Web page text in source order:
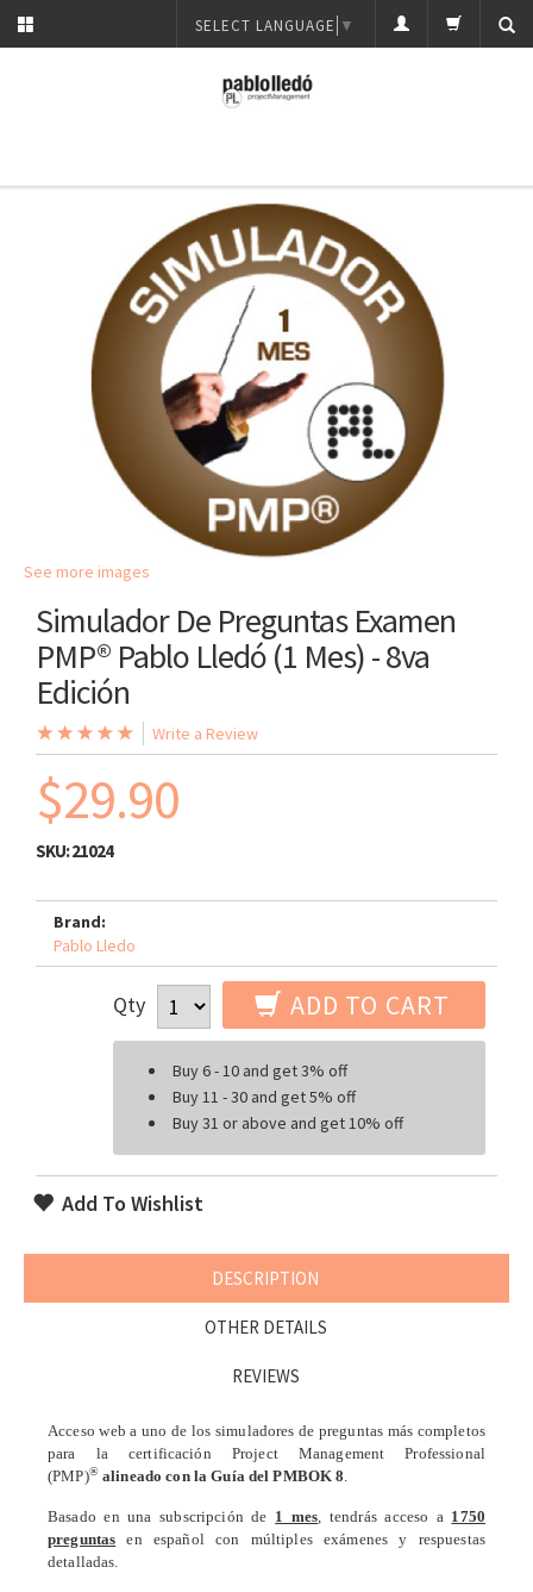
SELECT LANGUAGE ▼
See more images
Simulador De Preguntas Examen
PMP® Pablo Lledó (1 Mes) - 8va
Edición
Write a Review
$29.90
SKU:21024
Brand:
Pablo Lledo
Qty ADD TO CART
Buy 6 - 10 and get 3% off
Buy 11 - 30 and get 5% off
Buy 31 or above and get 10% off
Add To Wishlist
DESCRIPTION
OTHER DETAILS
REVIEWS
Acceso web a uno de los simuladores de preguntas más completos
para la certificación Project Management Professional
(PMP)® alineado con la Guía del PMBOK 8.
Basado en una subscripción de 1 mes, tendrás acceso a 1750
preguntas en español con múltiples exámenes y respuestas
detalladas.